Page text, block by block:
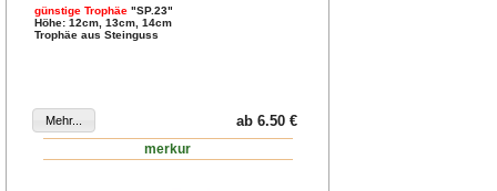
günstige Trophäe "SP.23"
Höhe: 12cm, 13cm, 14cm
Trophäe aus Steinguss
ab 6.50 €
merkur